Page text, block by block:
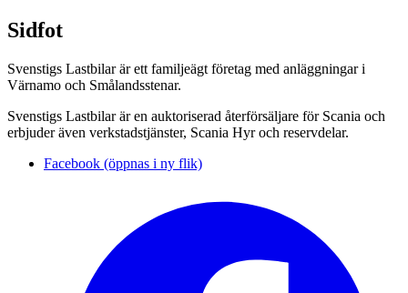
Sidfot
Svenstigs Lastbilar är ett familjeägt företag med anläggningar i
Värnamo och Smålandsstenar.
Svenstigs Lastbilar är en auktoriserad återförsäljare för Scania och
erbjuder även verkstadstjänster, Scania Hyr och reservdelar.
Facebook (öppnas i ny flik)